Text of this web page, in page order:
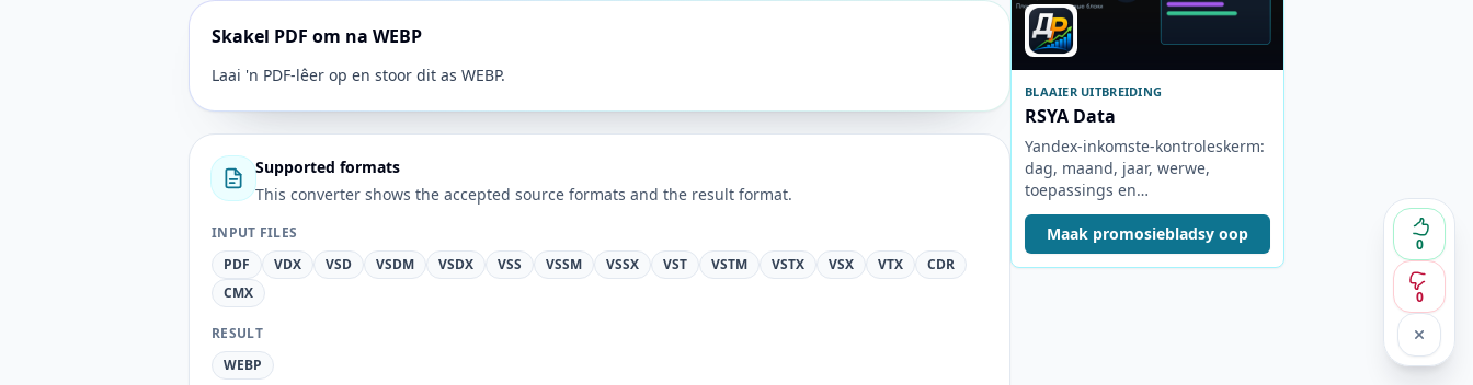
0
0
Skakel PDF om na WEBP
Laai 'n PDF-lêer op en stoor dit as WEBP.
Supported formats
This converter shows the accepted source formats and the result format.
INPUT FILES
PDF
VDX VSD VSDM VSDX VSS VSSM VSSX VST VSTM VSTX VSX VTX
CDR
CMX
RESULT
WEBP
BLAAIER UITBREIDING
RSYA Data
Yandex-inkomste-kontroleskerm:
dag, maand, jaar, werwe,
toepassings en
advertensieblokke.
Maak promosiebladsy oop